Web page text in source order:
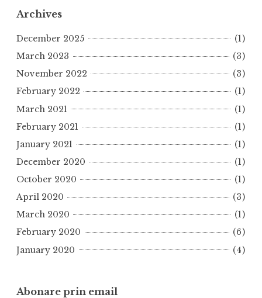
Archives
December 2025
(1)
March 2023
(3)
November 2022
(3)
February 2022
(1)
March 2021
(1)
February 2021
(1)
January 2021
(1)
December 2020
(1)
October 2020
(1)
April 2020
(3)
March 2020
(1)
February 2020
(6)
January 2020
(4)
Abonare prin email